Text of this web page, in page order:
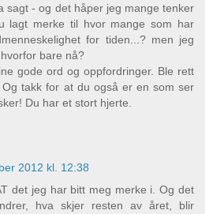
sagt - og det håper jeg mange tenker
lagt merke til hvor mange som har
for tiden...? men jeg
bare nå?
gode ord og oppfordringer. Ble rett
takk for at du også er en som ser
Du har et stort hjerte.
2012 kl. 12:38
det jeg har bitt meg merke i. Og det
hva skjer resten av året, blir